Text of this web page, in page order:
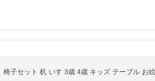
子セット 机 いす 3歳 4歳 キッズ テーブル お